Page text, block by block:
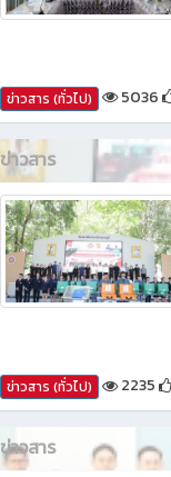
ข่าวสาร (ทั่วไป) 5036
ข่าวสาร
ข่าวสาร (ทั่วไป) 2235
ข่าวสาร